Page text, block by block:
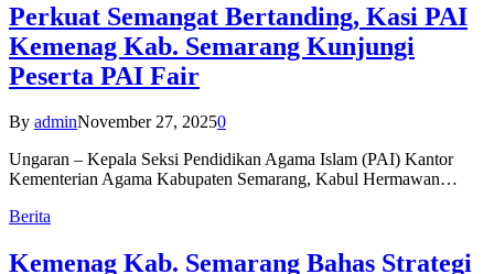
Perkuat Semangat Bertanding, Kasi PAI
Kemenag Kab. Semarang Kunjungi
Peserta PAI Fair
By adminNovember 27, 20250
Ungaran – Kepala Seksi Pendidikan Agama Islam (PAI) Kantor
Kementerian Agama Kabupaten Semarang, Kabul Hermawan…
Berita
Kemenag Kab. Semarang Bahas Strategi